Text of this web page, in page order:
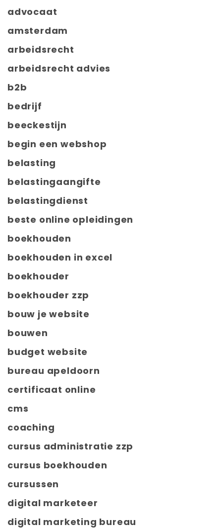
advocaat
amsterdam
arbeidsrecht
arbeidsrecht advies
b2b
bedrijf
beeckestijn
begin een webshop
belasting
belastingaangifte
belastingdienst
beste online opleidingen
boekhouden
boekhouden in excel
boekhouder
boekhouder zzp
bouw je website
bouwen
budget website
bureau apeldoorn
certificaat online
cms
coaching
cursus administratie zzp
cursus boekhouden
cursussen
digital marketeer
digital marketing bureau